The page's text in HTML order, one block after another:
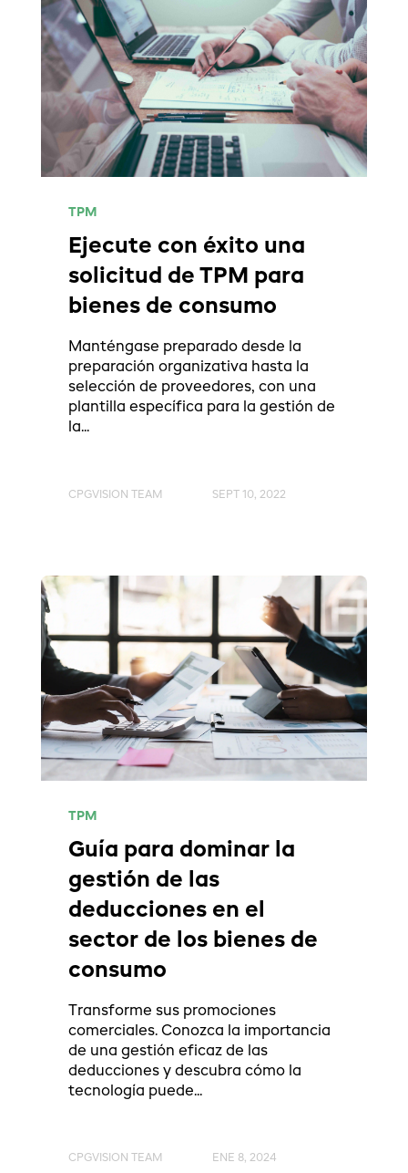
TPM
Ejecute con éxito una
solicitud de TPM para
bienes de consumo
Manténgase preparado desde la
preparación organizativa hasta la
selección de proveedores, con una
plantilla específica para la gestión de
la...
CPGVISION TEAM SEPT 10, 2022
TPM
Guía para dominar la
gestión de las
deducciones en el
sector de los bienes de
consumo
Transforme sus promociones
comerciales. Conozca la importancia
de una gestión eficaz de las
deducciones y descubra cómo la
tecnología puede...
CPGVISION TEAM ENE 8, 2024